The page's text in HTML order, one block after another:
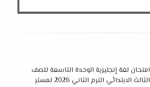
امتحان لغة إنجليزية الوحدة التاسعة للصف
الثالث الابتدائي الترم الثاني 2026 لمستر